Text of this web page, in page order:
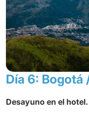
Llegada y check-in
similar.
Cena por su cuenta.
Noche en el hotel.
Día 6: Bogotá
Desayuno en el hotel.